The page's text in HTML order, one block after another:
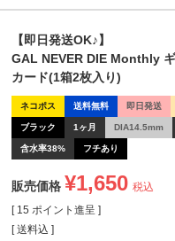
【即日発送OK♪】
GAL NEVER DIE Monthly
カード(1箱2枚入り)
ネコポス 送料無料 即日発送
ブラック 1ヶ月 DIA14.5mm
含水率38% フチあり
販売価格 ¥1,650 税込
[ 15 ポイント進呈 ]
送料込